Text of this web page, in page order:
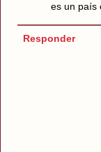
es un país
Responder